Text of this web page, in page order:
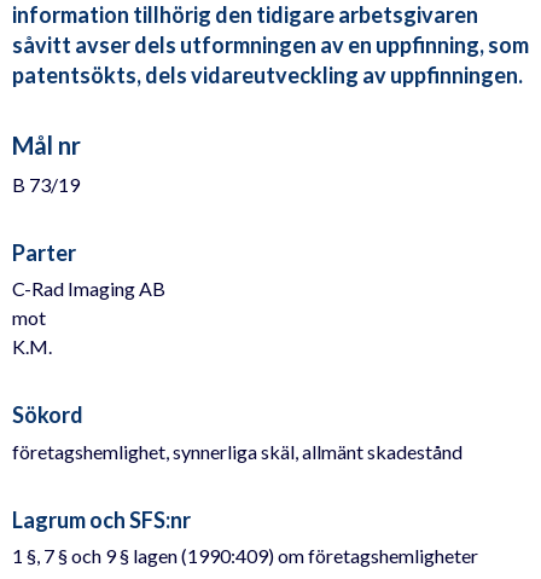
information tillhörig den tidigare arbetsgivaren
såvitt avser dels utformningen av en uppfinning, som
patentsökts, dels vidareutveckling av uppfinningen.
Mål nr
B 73/19
Parter
C-Rad Imaging AB
mot
K.M.
Sökord
företagshemlighet, synnerliga skäl, allmänt skadestånd
Lagrum och SFS:nr
1 §, 7 § och 9 § lagen (1990:409) om företagshemligheter